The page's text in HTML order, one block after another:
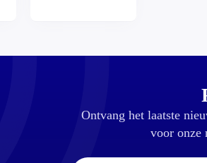
Ontvang het laatste
voor onze